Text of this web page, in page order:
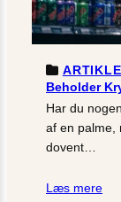
Beholder
Har du
af en palme,
dovent…
Læs mere